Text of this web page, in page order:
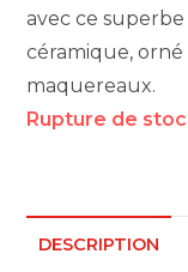
avec ce
céramique,
maquereaux.
Rupture de
DESCRIPTION